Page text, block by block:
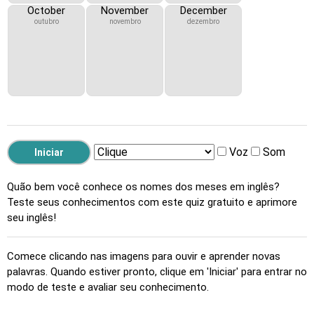
October
outubro
November
novembro
December
dezembro
Voz Som
Quão bem você conhece os nomes dos meses em inglês?
Teste seus conhecimentos com este quiz gratuito e aprimore
seu inglês!
Comece clicando nas imagens para ouvir e aprender novas
palavras. Quando estiver pronto, clique em 'Iniciar' para entrar no
modo de teste e avaliar seu conhecimento.